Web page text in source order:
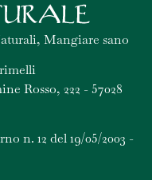
Mangiare sano
Rosso, 222 - 57028
n. 12 del 19/05/2003 -